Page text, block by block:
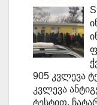
905 კვლევა
კვლევა
ტესტით.